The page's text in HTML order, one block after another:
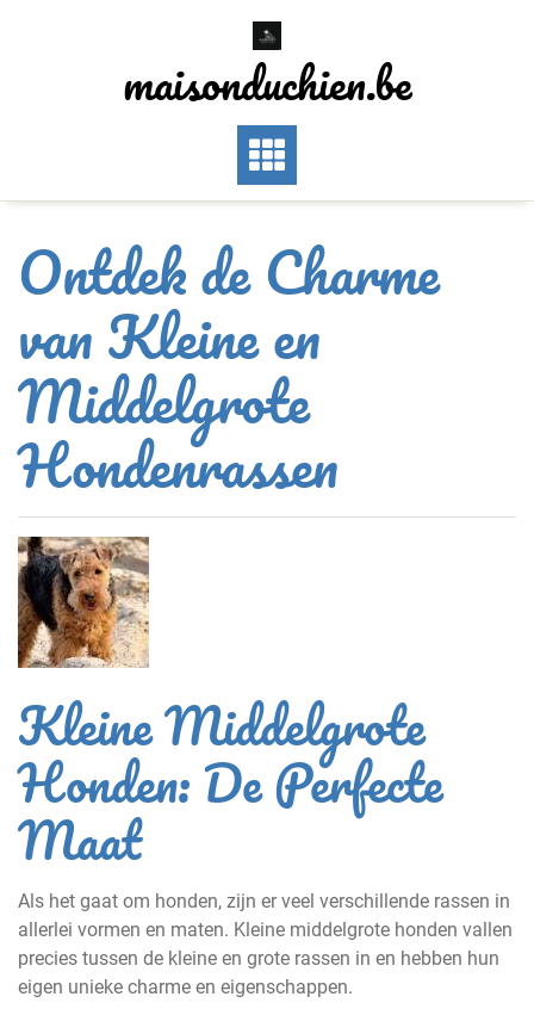
maisonduchien.be
Ontdek de Charme
van Kleine en
Middelgrote
Hondenrassen
Kleine Middelgrote
Honden: De Perfecte
Maat
Als het gaat om honden, zijn er veel verschillende rassen in
allerlei vormen en maten. Kleine middelgrote honden vallen
precies tussen de kleine en grote rassen in en hebben hun
eigen unieke charme en eigenschappen.